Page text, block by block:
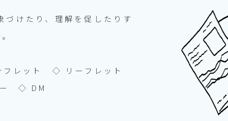
づけたり、理解を促したりす
レット ◇ リーフレット
◇ DM